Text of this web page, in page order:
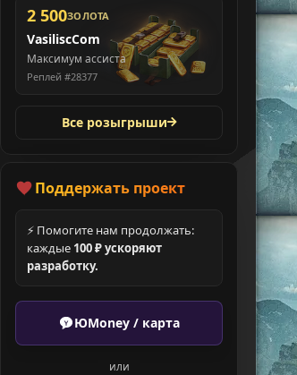
2 500ЗОЛОТА
VasiliscCom
Максимум ассиста
Реплей #28377
Все розыгрыши
Поддержать проект
⚡ Помогите нам продолжать:
каждые 100 ₽ ускоряют
разработку.
ЮMoney / карта
или